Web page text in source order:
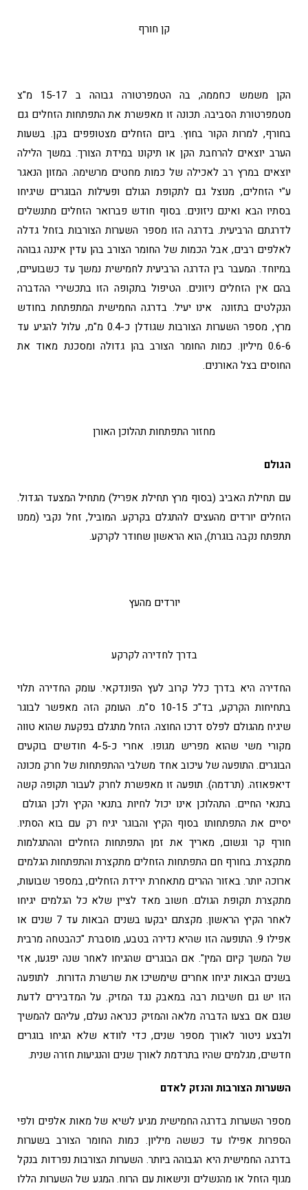
קן חורף
הקן משמש כחממה, בה הטמפרטורה גבוהה ב 15-17 מ"צ
מטמפרטורת הסביבה. תכונה זו מאפשרת את התפתחות הזחלים גם
בחורף, למרות הקור בחוץ. ביום הזחלים מצטופפים בקן. בשעות
הערב יוצאים להרחבת הקן או תיקונו במידת הצורך. במשך הלילה
יוצאים במרץ רב לאכילה של כמות מחטים מרשימה. המזון הנאגר
ע"י הזחלים, מנוצל גם לתקופת הגולם ופעילות הבוגרים שיגיחו
בסתיו הבא ואינם ניזונים. בסוף חודש פברואר הזחלים מתנשלים
לדרגתם הרביעית. בדרגה הזו מספר השערות הצורבות בזחל גדלה
לאלפים רבים, אבל הכמות של החומר הצורב בהן עדין איננה גבוהה
במיוחד. המעבר בין הדרגה הרביעית לחמישית נמשך עד כשבועיים,
בהם אין הזחלים ניזונים. הטיפול בתקופה הזו בתכשירי ההדברה
הנקלטים בתזונה אינו יעיל. בדרגה החמישית המתפתחת בחודש
מרץ, מספר השערות הצורבות שגודלן כ-0.4 מ"מ, עלול להגיע עד
0.6-6 מיליון. כמות החומר הצורב בהן גדולה ומסכנת מאוד את
החוסים בצל האורנים.
מחזור התפתחות תהלוכן האורן
הגולם
עם תחילת האביב (בסוף מרץ תחילת אפריל) מתחיל המצעד הגדול.
הזחלים יורדים מהעצים להתגלם בקרקע. המוביל, זחל נקבי (ממנו
תתפתח נקבה בוגרת), הוא הראשון שחודר לקרקע.
יורדים מהעץ
בדרך לחדירה לקרקע
החדירה היא בדרך כלל קרוב לעץ הפונדקאי. עומק החדירה תלוי
בתחיחות הקרקע, בד"כ 10-15 ס"מ. העומק הזה מאפשר לבוגר
שיגיח מהגולם לפלס דרכו החוצה. הזחל מתגלם בפקעת שהוא טווה
מקורי משי שהוא מפריש מגופו. אחרי כ-4-5 חודשים בוקעים
הבוגרים. התופעה של עיכוב אחד משלבי ההתפתחות של חרק מכונה
דיאפאוזה. (תרדמה). תופעה זו מאפשרת לחרק לעבור תקופה קשה
בתנאי החיים. התהלוכן אינו יכול לחיות בתנאי הקיץ ולכן הגולם
יסיים את התפתחותו בסוף הקיץ והבוגר יגיח רק עם בוא הסתיו.
חורף קר וגשום, מאריך את זמן התפתחות הזחלים וההתגלמות
מתקצרת. בחורף חם התפתחות הזחלים מתקצרת והתפתחות הגלמים
ארוכה יותר. באזור ההרים מתאחרת ירידת הזחלים, במספר שבועות,
מתקצרת תקופת הגולם. חשוב מאד לציין שלא כל הגלמים יגיחו
לאחר הקיץ הראשון. מקצתם יבקעו בשנים הבאות עד 7 שנים או
אפילו 9. התופעה הזו שהיא נדירה בטבע, מוסברת "כהבטחה מרבית
של המשך קיום המין". אם הבוגרים שהגיחו לאחר שנה יפגעו, אזי
בשנים הבאות יגיחו אחרים שימשיכו את שרשרת הדורות. לתופעה
הזו יש גם חשיבות רבה במאבק נגד המזיק. על המדבירים לדעת
שגם אם בצעו הדברה מלאה והמזיק כנראה נעלם, עליהם להמשיך
ולבצע ניטור לאורך מספר שנים, כדי לוודא שלא הגיחו בוגרים
חדשים, מגלמים שהיו בתרדמת לאורך שנים והנגיעות חזרה שנית.
השערות הצורבות והנזק לאדם
מספר השערות בדרגה החמישית מגיע לשיא של מאות אלפים ולפי
הספרות אפילו עד כששה מיליון. כמות החומר הצורב בשערות
בדרגה החמישית היא הגבוהה ביותר. השערות הצורבות נפרדות בנקל
מגוף הזחל או מהנשלים ונישאות עם הרוח. המגע של השערות הללו